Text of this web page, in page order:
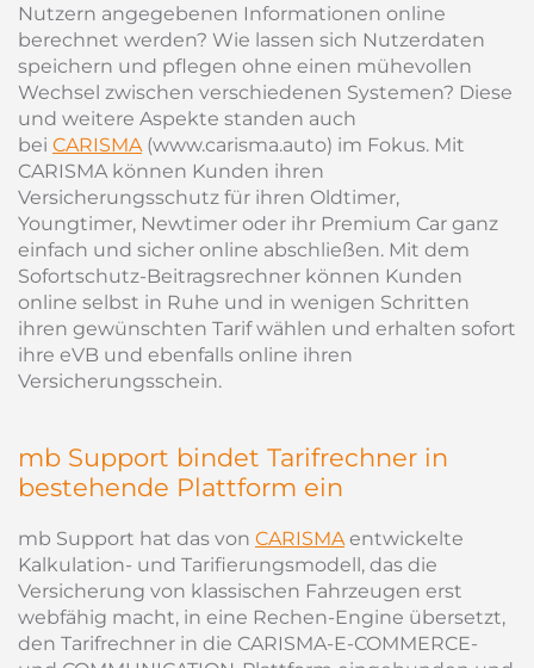
Nutzern angegebenen Informationen online
berechnet werden? Wie lassen sich Nutzerdaten
speichern und pflegen ohne einen mühevollen
Wechsel zwischen verschiedenen Systemen? Diese
und weitere Aspekte standen auch
bei CARISMA(www.carisma.auto) im Fokus. Mit
CARISMA können Kunden ihren
Versicherungsschutz für ihren Oldtimer,
Youngtimer, Newtimer oder ihr Premium Car ganz
einfach und sicher online abschließen. Mit dem
Sofortschutz-Beitragsrechner können Kunden
online selbst in Ruhe und in wenigen Schritten
ihren gewünschten Tarif wählen und erhalten sofort
ihre eVB und ebenfalls online ihren
Versicherungsschein.
mb Support bindet Tarifrechner in
bestehende Plattform ein
mb Support hat das von CARISMAentwickelte
Kalkulation- und Tarifierungsmodell, das die
Versicherung von klassischen Fahrzeugen erst
webfähig macht, in eine Rechen-Engine übersetzt,
den Tarifrechner in die CARISMA-E-COMMERCE-